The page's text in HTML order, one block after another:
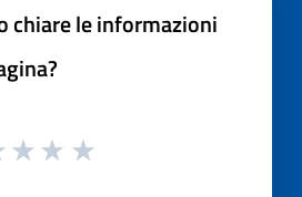
chiare le informazioni